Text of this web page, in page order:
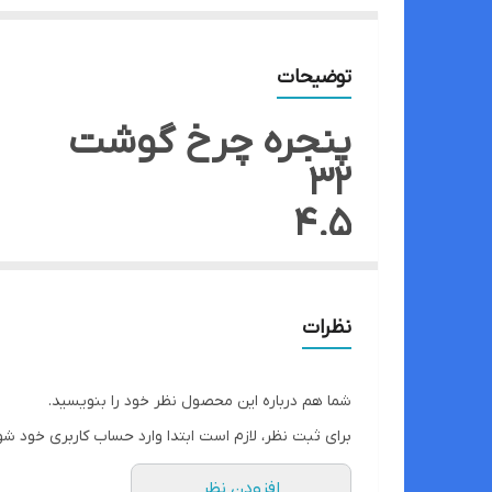
توضیحات
پنجره چرخ گوشت
32
4.5
نظرات
شما هم درباره این محصول نظر خود را بنویسید.
برای ثبت نظر، لازم است ابتدا وارد حساب کاربری خود